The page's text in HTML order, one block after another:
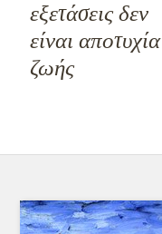
εξετάσεις δεν
είναι αποτυχία
ζωής